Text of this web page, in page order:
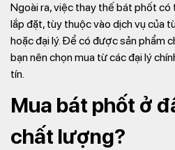
Ngoài ra, việc thay thế bát phốt có
lắp đặt, tùy thuộc vào dịch vụ của
hoặc đại lý. Để có được sản phẩm
bạn nên chọn mua từ các đại lý
tín.
Mua bát phốt ở
chất lượng?